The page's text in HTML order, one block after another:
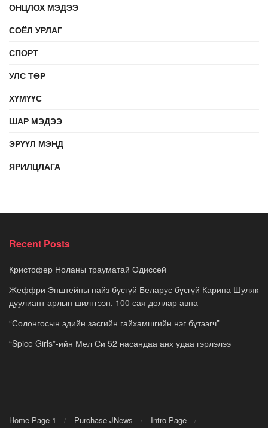
ОНЦЛОХ МЭДЭЭ
СОЁЛ УРЛАГ
СПОРТ
УЛС ТӨР
ХҮМҮҮС
ШАР МЭДЭЭ
ЭРҮҮЛ МЭНД
ЯРИЛЦЛАГА
Recent Posts
Кристофер Ноланы трауматай Одиссей
Жеффри Эпштейны найз бүсгүй Беларус бүсгүй Карина Шуляк
дуулиант арлын шилтгээн, 100 сая доллар авна
“Солонгосын эдийн засгийн гайхамшгийн нэг бүтээгч”
“Spice Girls”-ийн Мел Си 52 насандаа анх удаа гэрлэлээ
Home Page 1 Purchase JNews
Intro Page